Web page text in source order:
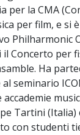
per la CMA
per film, e si
per
Ha
seminario
Tartini
con studenti